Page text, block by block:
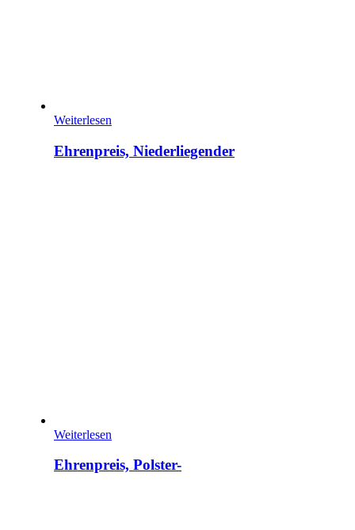
Weiterlesen
Ehrenpreis, Niederliegender
Weiterlesen
Ehrenpreis, Polster-